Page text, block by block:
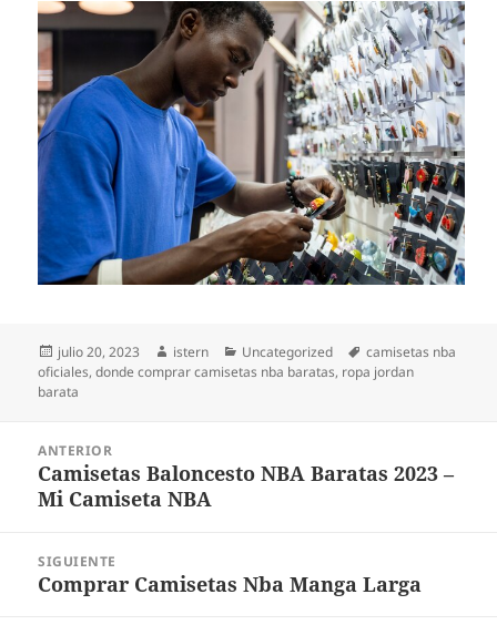
Publicado
el
julio 20, 2023 Autor
istern Categorías
Uncategorized Etiquetas
camisetas nba
oficiales,donde comprar camisetas nba baratas, ropa jordan
barata
entradas
ANTERIOR
Entrada
anterior:
Camisetas Baloncesto NBA Baratas 2023 –
Mi Camiseta NBA
SIGUIENTE
Entrada
Comprar Camisetas Nba Manga Larga